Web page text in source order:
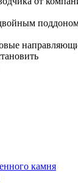
камня